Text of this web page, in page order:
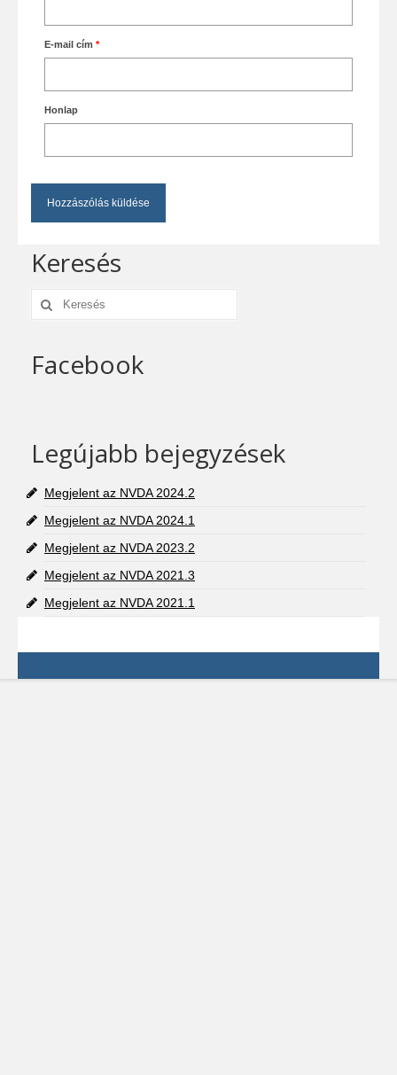
E-mail cím *
Honlap
Keresés
Keresés:
Facebook
Legújabb bejegyzések
Megjelent az NVDA 2024.2
Megjelent az NVDA 2024.1
Megjelent az NVDA 2023.2
Megjelent az NVDA 2021.3
Megjelent az NVDA 2021.1